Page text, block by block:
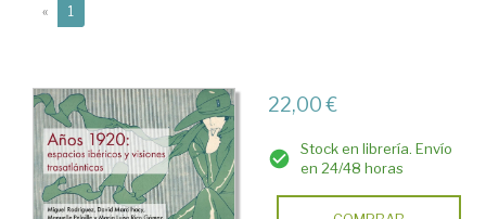
« 1
22,00 €
Stock en librería. Envío
en 24/48 horas